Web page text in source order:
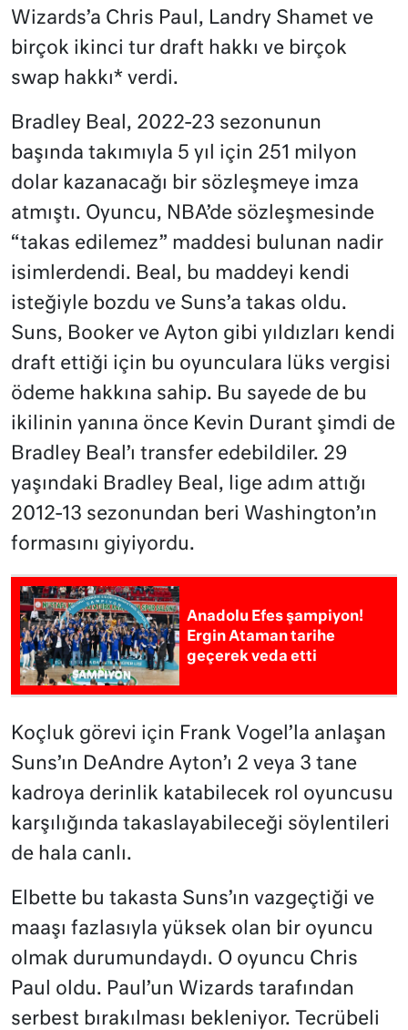
Wizards’a Chris Paul, Landry Shamet ve
birçok ikinci tur draft hakkı ve birçok
swap hakkı* verdi.
Bradley Beal, 2022-23 sezonunun
başında takımıyla 5 yıl için 251 milyon
dolar kazanacağı bir sözleşmeye imza
atmıştı. Oyuncu, NBA’de sözleşmesinde
“takas edilemez” maddesi bulunan nadir
isimlerdendi. Beal, bu maddeyi kendi
isteğiyle bozdu ve Suns’a takas oldu.
Suns, Booker ve Ayton gibi yıldızları kendi
draft ettiği için bu oyunculara lüks vergisi
ödeme hakkına sahip. Bu sayede de bu
ikilinin yanına önce Kevin Durant şimdi de
Bradley Beal’ı transfer edebildiler. 29
yaşındaki Bradley Beal, lige adım attığı
2012-13 sezonundan beri Washington’ın
formasını giyiyordu.
Anadolu Efes şampiyon!
Ergin Ataman tarihe
geçerek veda etti
Koçluk görevi için Frank Vogel’la anlaşan
Suns’ın DeAndre Ayton’ı 2 veya 3 tane
kadroya derinlik katabilecek rol oyuncusu
karşılığında takaslayabileceği söylentileri
de hala canlı.
Elbette bu takasta Suns’ın vazgeçtiği ve
maaşı fazlasıyla yüksek olan bir oyuncu
olmak durumundaydı. O oyuncu Chris
Paul oldu. Paul’un Wizards tarafından
serbest bırakılması bekleniyor. Tecrübeli